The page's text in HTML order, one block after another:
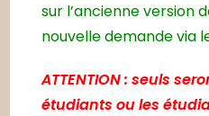
sur l’ancienne version
nouvelle demande via
ATTENTION : seuls
étudiants ou les